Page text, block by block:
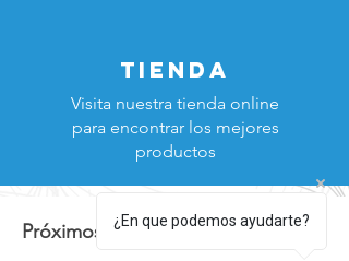
TIENDA
Visita nuestra tienda online
para encontrar los mejores
productos
Próximos eventos:¿En que podemos ayudarte?